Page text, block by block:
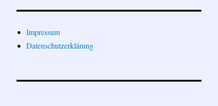
Impressum
Datenschutzerklärung